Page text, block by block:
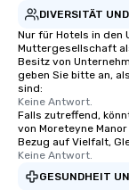
meticulously
owners, each
legacy. In 2007 actor Richard Gere
and his
Hernandez
recognizing its
significance,
extensive
restore the inn
DIVERSITÄT
Nur für Hotels in den
Muttergesellschaft
Besitz von
geben Sie bitte an,
sind:
Keine Antwort.
Falls zutreffend,
von Moreteyne
Bezug auf Vielfalt,
Keine Antwort.
GESUNDHEIT